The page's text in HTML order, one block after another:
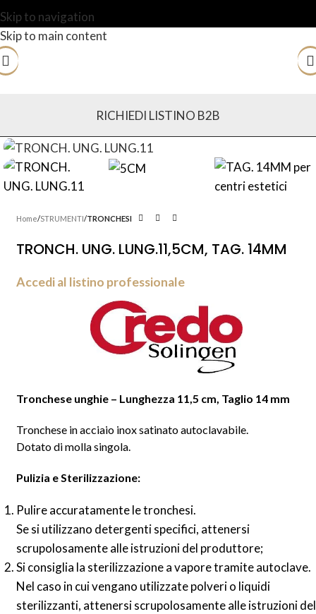
Skip to navigation
Skip to main content
RICHIEDI LISTINO B2B
Home STRUMENTI TRONCHESI
TRONCH. UNG. LUNG.11,5CM, TAG. 14MM
Accedi al listino professionale
Tronchese unghie – Lunghezza 11,5 cm, Taglio 14 mm
Tronchese in acciaio inox satinato autoclavabile.
Dotato di molla singola.
Pulizia e Sterilizzazione:
Pulire accuratamente le tronchesi.
Se si utilizzano detergenti specifici, attenersi
scrupolosamente alle istruzioni del produttore;
Si consiglia la sterilizzazione a vapore tramite autoclave.
Nel caso in cui vengano utilizzate polveri o liquidi
sterilizzanti, attenersi scrupolosamente alle istruzioni del